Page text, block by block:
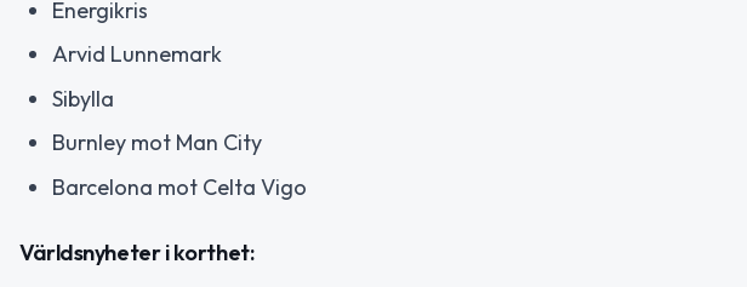
Energikris
Arvid Lunnemark
Sibylla
Burnley mot Man City
Barcelona mot Celta Vigo
Världsnyheter i korthet: